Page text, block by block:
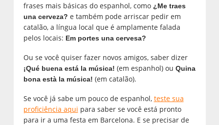
frases mais básicas do espanhol, como ¿Me traes
una cerveza? e também pode arriscar pedir em
catalão, a língua local que é amplamente falada
pelos locais: Em portes una cervesa?
Ou se você quiser fazer novos amigos, saber dizer
¡Qué buena está la música! (em espanhol) ou Quina
bona està la música! (em catalão).
Se você já sabe um pouco de espanhol, teste sua
proficiência aqui para saber se você está pronto
para ir a uma festa em Barcelona. E se precisar de